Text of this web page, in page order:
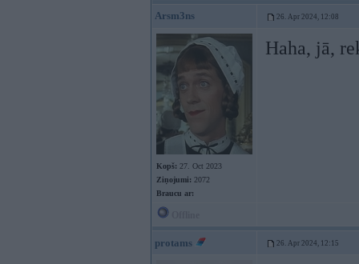
Arsm3ns 26. Apr 2024, 12:08
Kopš: 27. Oct 2023
Ziņojumi: 2072
Braucu ar:
Haha, jā,
protams 26. Apr 2024, 12:15